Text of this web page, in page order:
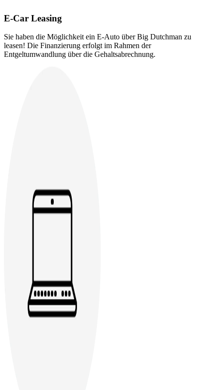
E-Car Leasing
Sie haben die Möglichkeit ein E-Auto über Big Dutchman zu
leasen! Die Finanzierung erfolgt im Rahmen der
Entgeltumwandlung über die Gehaltsabrechnung.